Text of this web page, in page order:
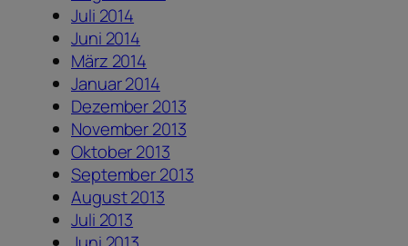
Juli 2014
Juni 2014
März 2014
Januar 2014
Dezember 2013
November 2013
Oktober 2013
September 2013
August 2013
Juli 2013